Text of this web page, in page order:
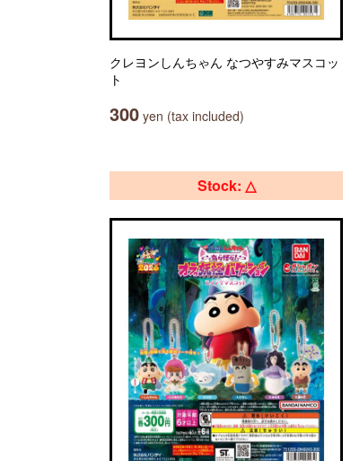
クレヨンしんちゃん なつやすみマスコッ
ト
300 yen (tax included)
Stock: △